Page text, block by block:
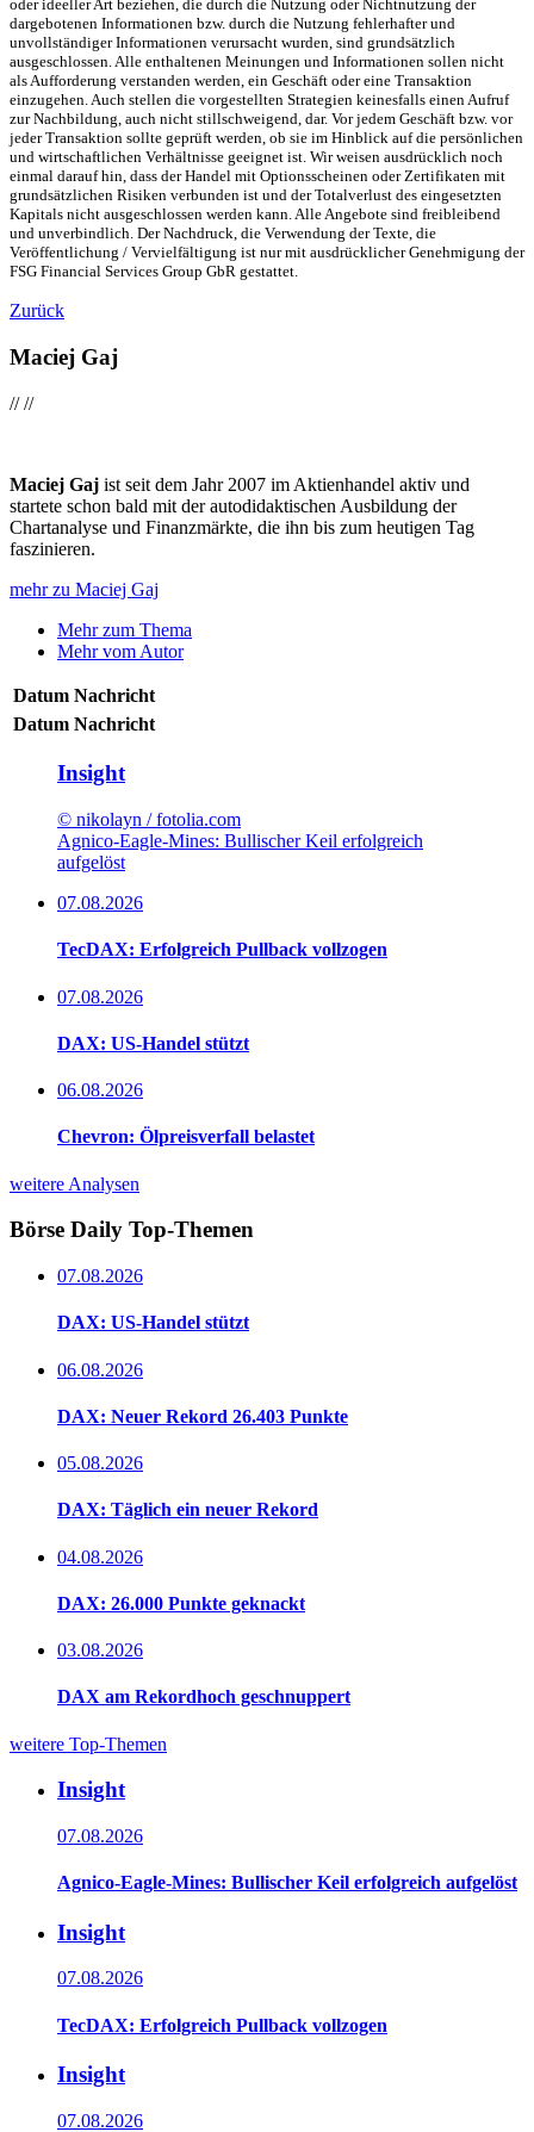
oder ideeller Art beziehen, die durch die Nutzung oder Nichtnutzung der
dargebotenen Informationen bzw. durch die Nutzung fehlerhafter und
unvollständiger Informationen verursacht wurden, sind grundsätzlich
ausgeschlossen. Alle enthaltenen Meinungen und Informationen sollen nicht
als Aufforderung verstanden werden, ein Geschäft oder eine Transaktion
einzugehen. Auch stellen die vorgestellten Strategien keinesfalls einen Aufruf
zur Nachbildung, auch nicht stillschweigend, dar. Vor jedem Geschäft bzw. vor
jeder Transaktion sollte geprüft werden, ob sie im Hinblick auf die persönlichen
und wirtschaftlichen Verhältnisse geeignet ist. Wir weisen ausdrücklich noch
einmal darauf hin, dass der Handel mit Optionsscheinen oder Zertifikaten mit
grundsätzlichen Risiken verbunden ist und der Totalverlust des eingesetzten
Kapitals nicht ausgeschlossen werden kann. Alle Angebote sind freibleibend
und unverbindlich. Der Nachdruck, die Verwendung der Texte, die
Veröffentlichung / Vervielfältigung ist nur mit ausdrücklicher Genehmigung der
FSG Financial Services Group GbR gestattet.
Zurück
Maciej Gaj
////
Maciej Gaj ist seit dem Jahr 2007 im Aktienhandel aktiv und
startete schon bald mit der autodidaktischen Ausbildung der
Chartanalyse und Finanzmärkte, die ihn bis zum heutigen Tag
faszinieren.
mehr zu Maciej Gaj
Mehr zum Thema
Mehr vom Autor
Datum Nachricht
Datum Nachricht
Insight
© nikolayn / fotolia.com
Agnico-Eagle-Mines: Bullischer Keil erfolgreich
aufgelöst
07.08.2026
TecDAX: Erfolgreich Pullback vollzogen
07.08.2026
DAX: US-Handel stützt
06.08.2026
Chevron: Ölpreisverfall belastet
weitere Analysen
Börse Daily Top-Themen
07.08.2026
DAX: US-Handel stützt
06.08.2026
DAX: Neuer Rekord 26.403 Punkte
05.08.2026
DAX: Täglich ein neuer Rekord
04.08.2026
DAX: 26.000 Punkte geknackt
03.08.2026
DAX am Rekordhoch geschnuppert
weitere Top-Themen
Insight
07.08.2026
Agnico-Eagle-Mines: Bullischer Keil erfolgreich aufgelöst
Insight
07.08.2026
TecDAX: Erfolgreich Pullback vollzogen
Insight
07.08.2026